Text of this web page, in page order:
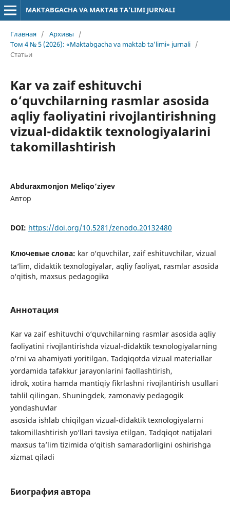
MAKTABGACHA VA MAKTAB TA’LIMI JURNALI
Главная / Архивы
/
Том 4 № 5 (2026): «Maktabgacha va maktab ta’limi» jurnali /
Статьи
Kar va zaif eshituvchi
o‘quvchilarning rasmlar asosida
aqliy faoliyatini rivojlantirishning
vizual-didaktik texnologiyalarini
takomillashtirish
Abduraxmonjon Meliqo‘ziyev
Автор
DOI: https://doi.org/10.5281/zenodo.20132480
Ключевые слова: kar o‘quvchilar, zaif eshituvchilar, vizual
ta’lim, didaktik texnologiyalar, aqliy faoliyat, rasmlar asosida
o‘qitish, maxsus pedagogika
Аннотация
Kar va zaif eshituvchi o‘quvchilarning rasmlar asosida aqliy
faoliyatini rivojlantirishda vizual-didaktik texnologiyalarning
o‘rni va ahamiyati yoritilgan. Tadqiqotda vizual materiallar
yordamida tafakkur jarayonlarini faollashtirish,
idrok, xotira hamda mantiqiy fikrlashni rivojlantirish usullari
tahlil qilingan. Shuningdek, zamonaviy pedagogik
yondashuvlar
asosida ishlab chiqilgan vizual-didaktik texnologiyalarni
takomillashtirish yo‘llari tavsiya etilgan. Tadqiqot natijalari
maxsus ta’lim tizimida o‘qitish samaradorligini oshirishga
xizmat qiladi
Биография автора